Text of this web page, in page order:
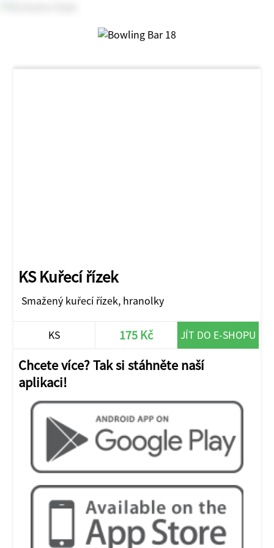
KS Kuřecí řízek
Smažený kuřecí řízek, hranolky
KS 175 Kč JÍT DO E-SHOPU
Chcete více? Tak si stáhněte naší
aplikaci!